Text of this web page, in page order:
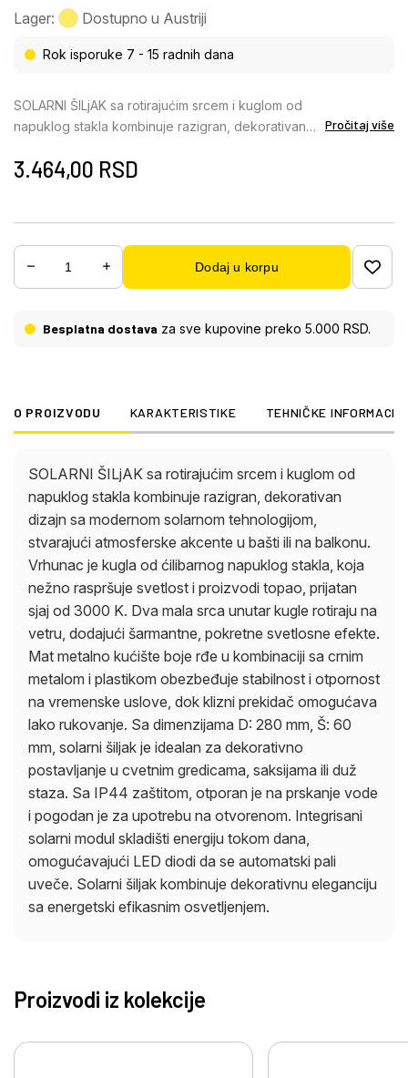
Lager:
Dostupno u Austriji
Rok isporuke 7 - 15 radnih dana
SOLARNI ŠILjAK sa rotirajućim srcem i kuglom od
napuklog stakla kombinuje razigran, dekorativan
stvarajući atmosferske akcente u bašti ili na
kugle rotiraju na vetru, dodajući šarmantne,
pokretne svetlosne efekte. Mat metalno kućište
boje rđe u kombinaciji sa crnim metalom i plastikom
uslove, dok klizni prekidač omogućava lako
IP44 zaštitom, otporan je na prskanje vode i
omogućavajući LED diodi da se automatski pali
uveče. Solarni šiljak kombinuje dekorativnu
eleganciju sa energetski efikasnim osvetljenjem.
Pročitaj više
3.464,00 RSD
Dodaj u korpu
Besplatna dostava za sve kupovine preko 5.000 RSD.
O PROIZVODU KARAKTERISTIKE TEHNIČKE
SOLARNI ŠILjAK sa rotirajućim srcem i kuglom od
napuklog stakla kombinuje razigran, dekorativan
dizajn sa modernom solarnom tehnologijom,
stvarajući atmosferske akcente u bašti ili na balkonu.
Vrhunac je kugla od ćilibarnog napuklog stakla, koja
nežno raspršuje svetlost i proizvodi topao, prijatan
sjaj od 3000 K. Dva mala srca unutar kugle rotiraju na
vetru, dodajući šarmantne, pokretne svetlosne efekte.
Mat metalno kućište boje rđe u kombinaciji sa crnim
metalom i plastikom obezbeđuje stabilnost i otpornost
na vremenske uslove, dok klizni prekidač omogućava
lako rukovanje. Sa dimenzijama D: 280 mm, Š: 60
mm, solarni šiljak je idealan za dekorativno
postavljanje u cvetnim gredicama, saksijama ili duž
staza. Sa IP44 zaštitom, otporan je na prskanje vode
i pogodan je za upotrebu na otvorenom. Integrisani
solarni modul skladišti energiju tokom dana,
omogućavajući LED diodi da se automatski pali
uveče. Solarni šiljak kombinuje dekorativnu eleganciju
sa energetski efikasnim osvetljenjem.
Proizvodi iz kolekcije